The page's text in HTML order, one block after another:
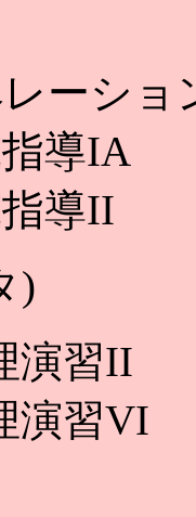
ーショ
導IA
導II
)
演習II
演習VI